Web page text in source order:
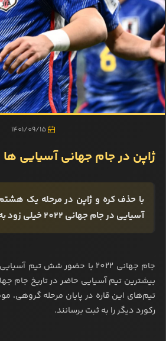
1401/09/15
ژاپن در جام جهانی آسیایی
با حذف کره و ژاپن در مرحله یک
آسیایی در جام جهانی 2022 خیلی زود به پایان رسید.
جام جهانی 2022 با حضور شش تیم
بیشترین تیم آسیایی حاضر در تاریخ جام
تیم‌های این قاره در پایان مرحله گروهی،
رکورد دیگر را به ثبت برسانند.